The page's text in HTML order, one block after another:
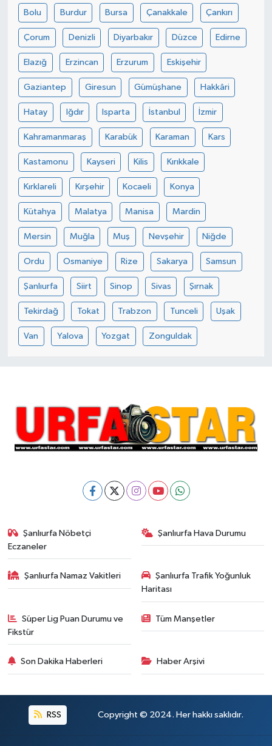
Bolu Burdur Bursa Çanakkale Çankırı
Çorum Denizli Diyarbakır Düzce Edirne
Elazığ Erzincan Erzurum Eskişehir
Gaziantep Giresun Gümüşhane Hakkâri
Hatay Iğdır Isparta İstanbul İzmir
Kahramanmaraş Karabük Karaman Kars
Kastamonu Kayseri Kilis Kırıkkale
Kırklareli Kırşehir Kocaeli Konya
Kütahya Malatya Manisa Mardin
Mersin Muğla Muş Nevşehir Niğde
Ordu Osmaniye Rize Sakarya Samsun
Şanlıurfa Siirt Sinop Sivas Şırnak
Tekirdağ Tokat Trabzon Tunceli Uşak
Van Yalova Yozgat Zonguldak
Şanlıurfa Nöbetçi
Eczaneler
Şanlıurfa Hava Durumu
Şanlıurfa Namaz Vakitleri
Şanlıurfa Trafik Yoğunluk
Haritası
Süper Lig Puan Durumu ve
Fikstür
Tüm Manşetler
Son Dakika Haberleri Haber Arşivi
RSS Copyright © 2024. Her hakkı saklıdır.